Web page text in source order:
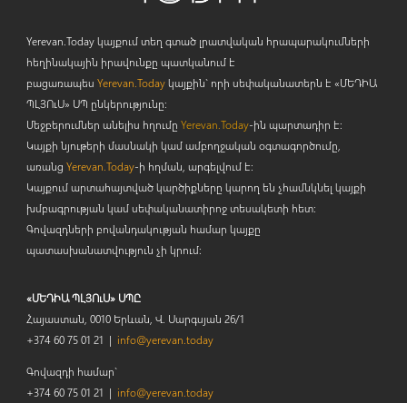
Yerevan.Today կայքում տեղ գտած լրատվական հրապարակումների
հեղինակային իրավունքը պատկանում է
բացառապես Yerevan.Todayկայքին` որի սեփականատերն է «ՄԵԴԻԱ
ՊԼՅՈւՍ» ՍՊ ընկերությունը։
Մեջբերումներ անելիս հղումը Yerevan.Today-ին պարտադիր է:
Կայքի նյութերի մասնակի կամ ամբողջական օգտագործումը,
առանց Yerevan.Today-ի հղման, արգելվում է:
Կայքում արտահայտված կարծիքները կարող են չհամնկնել կայքի
խմբագրության կամ սեփականատիրոջ տեսակետի հետ:
Գովազդների բովանդակության համար կայքը
պատասխանատվություն չի կրում:
«ՄԵԴԻԱ ՊԼՅՈւՍ» ՍՊԸ
Հայաստան, 0010 Երևան, Վ. Սարգսյան 26/1
+374 60 75 01 21 | info@yerevan.today
Գովազդի համար`
+374 60 75 01 21 | info@yerevan.today